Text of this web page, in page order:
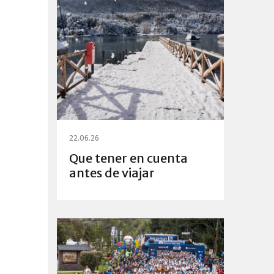
22.06.26
Que tener en cuenta
antes de viajar